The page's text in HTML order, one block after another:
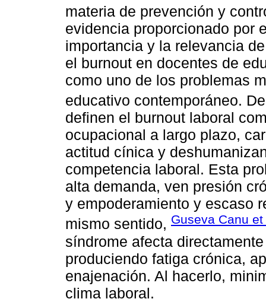
materia de prevención y
evidencia proporcionado por
importancia y la relevancia
el burnout en docentes de
como uno de los problemas
educativo contemporáneo.
definen el burnout laboral
ocupacional a largo plazo,
actitud cínica y
competencia laboral. Esta
alta demanda, ven presión
y empoderamiento y escaso
mismo sentido, Guseva Canu
síndrome afecta
produciendo fatiga crónica,
enajenación. Al hacerlo,
clima laboral.